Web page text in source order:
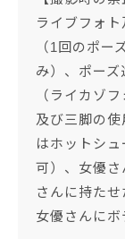
ライブフォ
（1回のポー
み）、ポー
（ライカゾ
及び三脚の
はホットシ
可）、女優さ
さんに持たせ
女優さんにボ